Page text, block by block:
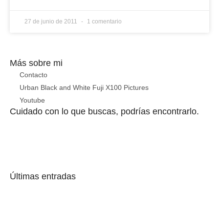
27 de junio de 2011 1 comentario
Más sobre mi
Contacto
Urban Black and White Fuji X100 Pictures
Youtube
Cuidado con lo que buscas, podrías encontrarlo.
Últimas entradas